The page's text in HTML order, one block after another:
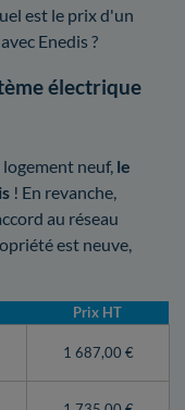
est le prix d'un
Enedis ?
électrique
neuf, le
! En revanche,
au réseau
est neuve,
Prix HT
1 687,00 €